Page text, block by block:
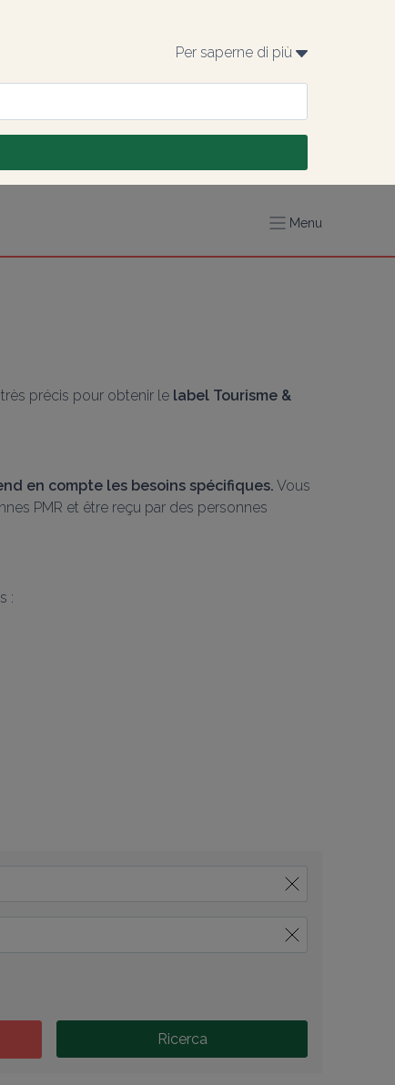
Per saperne di più
Menu
précis pour obtenir le label Tourisme &
en compte les besoins spécifiques. Vous
PMR et être reçu par des personnes
:
Ricerca